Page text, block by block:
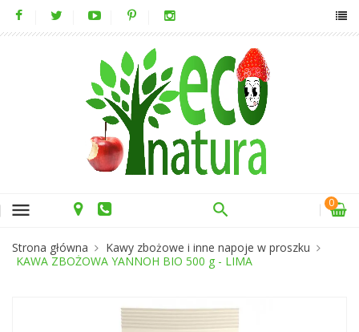
menu 0
Strona główna
Kawy zbożowe i inne napoje w proszku
KAWA ZBOŻOWA YANNOH BIO 500 g - LIMA